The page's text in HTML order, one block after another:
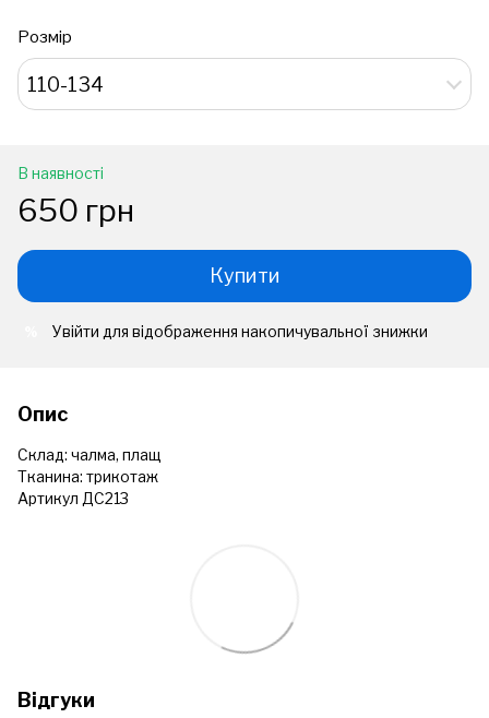
Розмір
110-134
В наявності
650 грн
Купити
Увійти для відображення накопичувальної знижки
Опис
Склад: чалма, плащ
Тканина: трикотаж
Артикул ДС213
Відгуки